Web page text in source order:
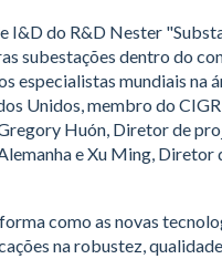
I&D do R&D Nester
subestações dentro do
especialistas mundiais na
Unidos, membro do
Huón, Diretor de
e Xu Ming,
como as novas
na robustez,